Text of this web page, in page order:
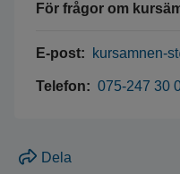
För frågor om
E-post: kursamnen-
Telefon: 075-247 30
Dela